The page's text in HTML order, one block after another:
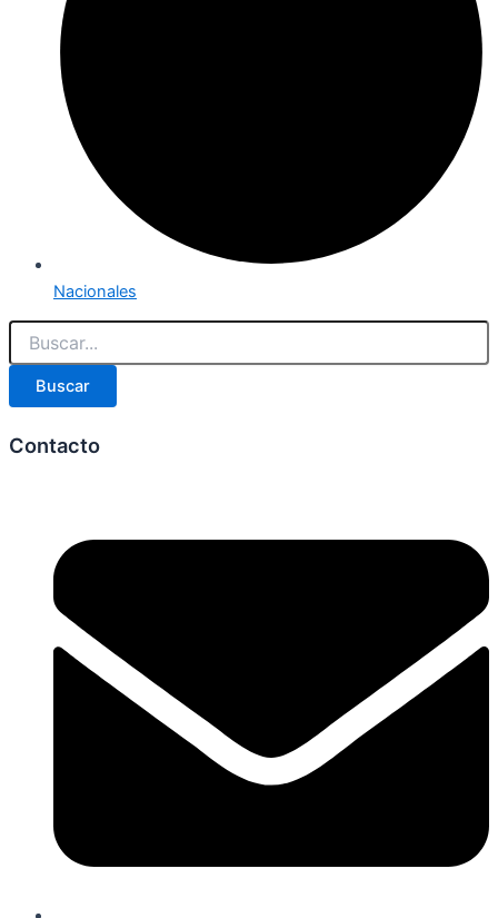
Nacionales
Buscar
Contacto